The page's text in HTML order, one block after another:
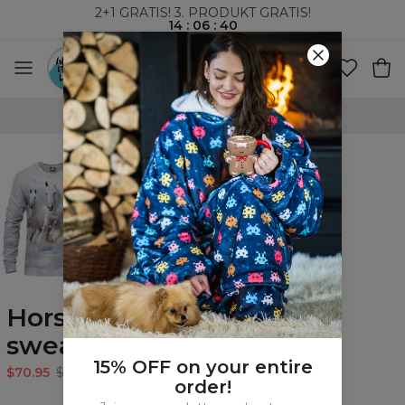
2+1 GRATIS! 3. PRODUKT GRATIS!
14: 06: 40
VERDENSOMSPENNENDE FRAKT
Horse Power womens
sweatshirt
$70.95 $141.9515% OFF on your entire
order!